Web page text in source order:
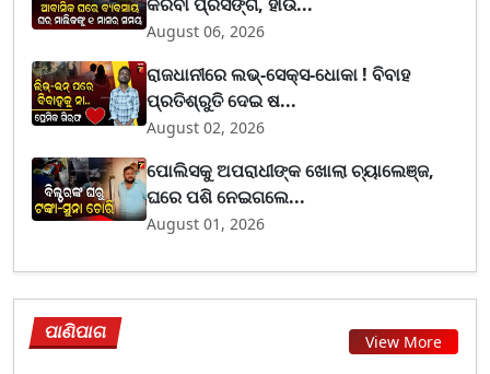
August 06, 2026
ରାଜଧାନୀରେ ଲଭ୍-ସେକ୍ସ-ଧୋକା ! ବିବାହ
ପ୍ରତିଶ୍ରୁତି ଦେଇ ଷ...
August 02, 2026
ପୋଲିସକୁ ଅପରାଧୀଙ୍କ ଖୋଲା ଚ୍ୟାଲେଞ୍ଜ,
ଘରେ ପଶି ନେଇଗଲେ...
August 01, 2026
ପାଣିପାଗ View More